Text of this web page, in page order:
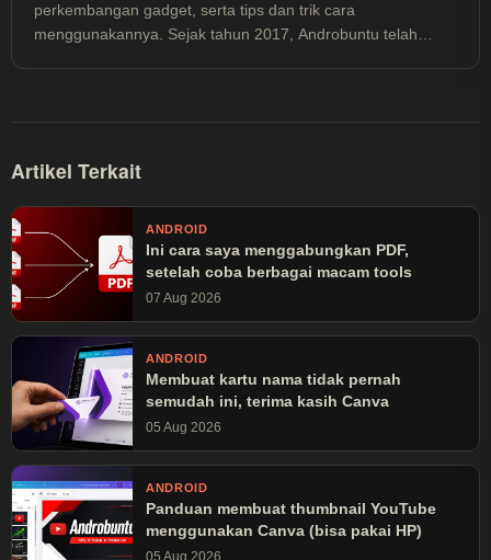
perkembangan gadget, serta tips dan trik cara
menggunakannya. Sejak tahun 2017, Androbuntu telah
Artikel Terkait
ANDROID
Ini cara saya menggabungkan PDF,
setelah coba berbagai macam tools
07 Aug 2026
ANDROID
Membuat kartu nama tidak pernah
semudah ini, terima kasih Canva
05 Aug 2026
ANDROID
Panduan membuat thumbnail YouTube
menggunakan Canva (bisa pakai HP)
05 Aug 2026